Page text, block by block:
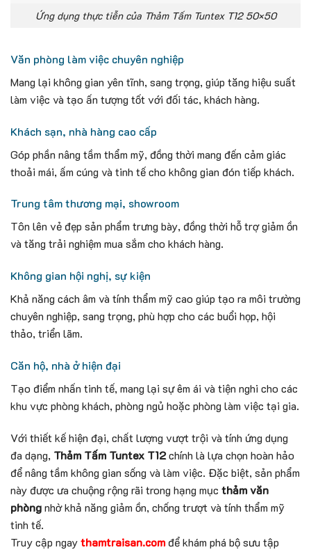
Ứng dụng thực tiễn của Thảm Tấm Tuntex T12 50×50
Văn phòng làm việc chuyên nghiệp
Mang lại không gian yên tĩnh, sang trọng, giúp tăng hiệu suất
làm việc và tạo ấn tượng tốt với đối tác, khách hàng.
Khách sạn, nhà hàng cao cấp
Góp phần nâng tầm thẩm mỹ, đồng thời mang đến cảm giác
thoải mái, ấm cúng và tinh tế cho không gian đón tiếp khách.
Trung tâm thương mại, showroom
Tôn lên vẻ đẹp sản phẩm trưng bày, đồng thời hỗ trợ giảm ồn
và tăng trải nghiệm mua sắm cho khách hàng.
Không gian hội nghị, sự kiện
Khả năng cách âm và tính thẩm mỹ cao giúp tạo ra môi trường
chuyên nghiệp, sang trọng, phù hợp cho các buổi họp, hội
thảo, triển lãm.
Căn hộ, nhà ở hiện đại
Tạo điểm nhấn tinh tế, mang lại sự êm ái và tiện nghi cho các
khu vực phòng khách, phòng ngủ hoặc phòng làm việc tại gia.
Với thiết kế hiện đại, chất lượng vượt trội và tính ứng dụng
đa dạng, Thảm Tấm Tuntex T12chính là lựa chọn hoàn hảo
để nâng tầm không gian sống và làm việc. Đặc biệt, sản phẩm
này được ưa chuộng rộng rãi trong hạng mục thảm văn
phòngnhờ khả năng giảm ồn, chống trượt và tính thẩm mỹ
tinh tế.
Truy cập ngaythamtraisan.comđể khám phá bộ sưu tập